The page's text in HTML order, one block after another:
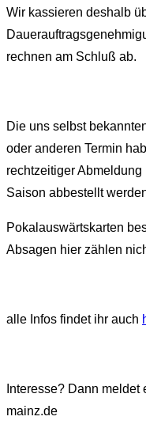
Wir kassieren deshalb
rechnen am Schluß ab.
Die uns selbst
oder anderen Termin
rechtzeitiger
Saison abbestellt
Pokalauswärtskarten
Absagen hier zählen
alle Infos findet ihr auch
Interesse? Dann
mainz.de